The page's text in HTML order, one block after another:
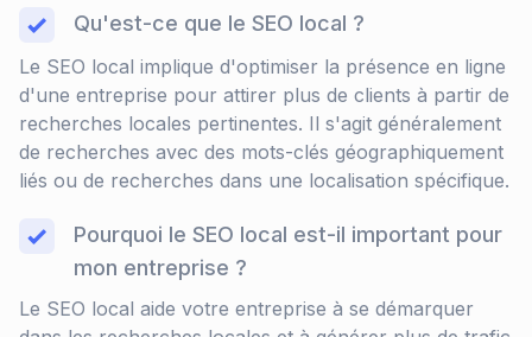
Qu'est-ce que le SEO local ?
Le SEO local implique d'optimiser la présence en ligne
d'une entreprise pour attirer plus de clients à partir de
recherches locales pertinentes. Il s'agit généralement
de recherches avec des mots-clés géographiquement
liés ou de recherches dans une localisation spécifique.
Pourquoi le SEO local est-il important pour
mon entreprise ?
Le SEO local aide votre entreprise à se démarquer